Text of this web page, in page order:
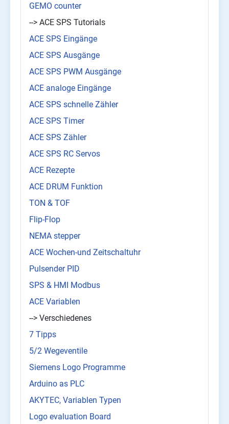
GEMO counter
--> ACE SPS Tutorials
ACE SPS Eingänge
ACE SPS Ausgänge
ACE SPS PWM Ausgänge
ACE analoge Eingänge
ACE SPS schnelle Zähler
ACE SPS Timer
ACE SPS Zähler
ACE SPS RC Servos
ACE Rezepte
ACE DRUM Funktion
TON & TOF
Flip-Flop
NEMA stepper
ACE Wochen-und Zeitschaltuhr
Pulsender PID
SPS & HMI Modbus
ACE Variablen
--> Verschiedenes
7 Tipps
5/2 Wegeventile
Siemens Logo Programme
Arduino as PLC
AKYTEC, Variablen Typen
Logo evaluation Board